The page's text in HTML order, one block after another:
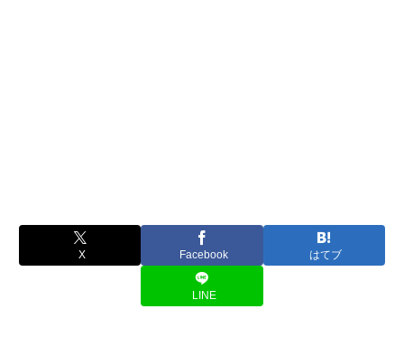
X Facebook はてブ
LINE